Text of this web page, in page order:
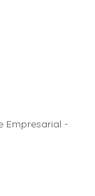
Empresarial -